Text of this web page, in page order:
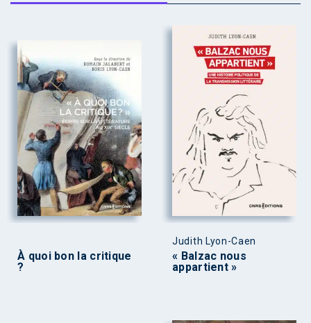
À quoi bon la critique
?
Judith Lyon-Caen
« Balzac nous
appartient »